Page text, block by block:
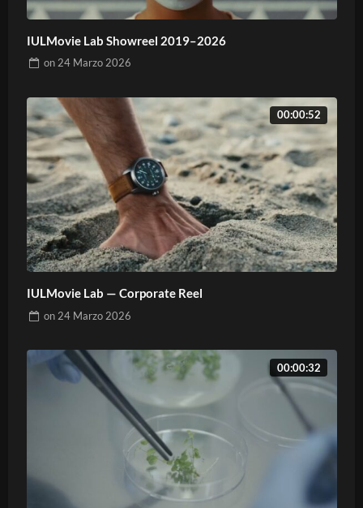
IULMovie Lab Showreel 2019–2026
on 24 Marzo 2026
00:00:52
IULMovie Lab — Corporate Reel
on 24 Marzo 2026
00:00:32